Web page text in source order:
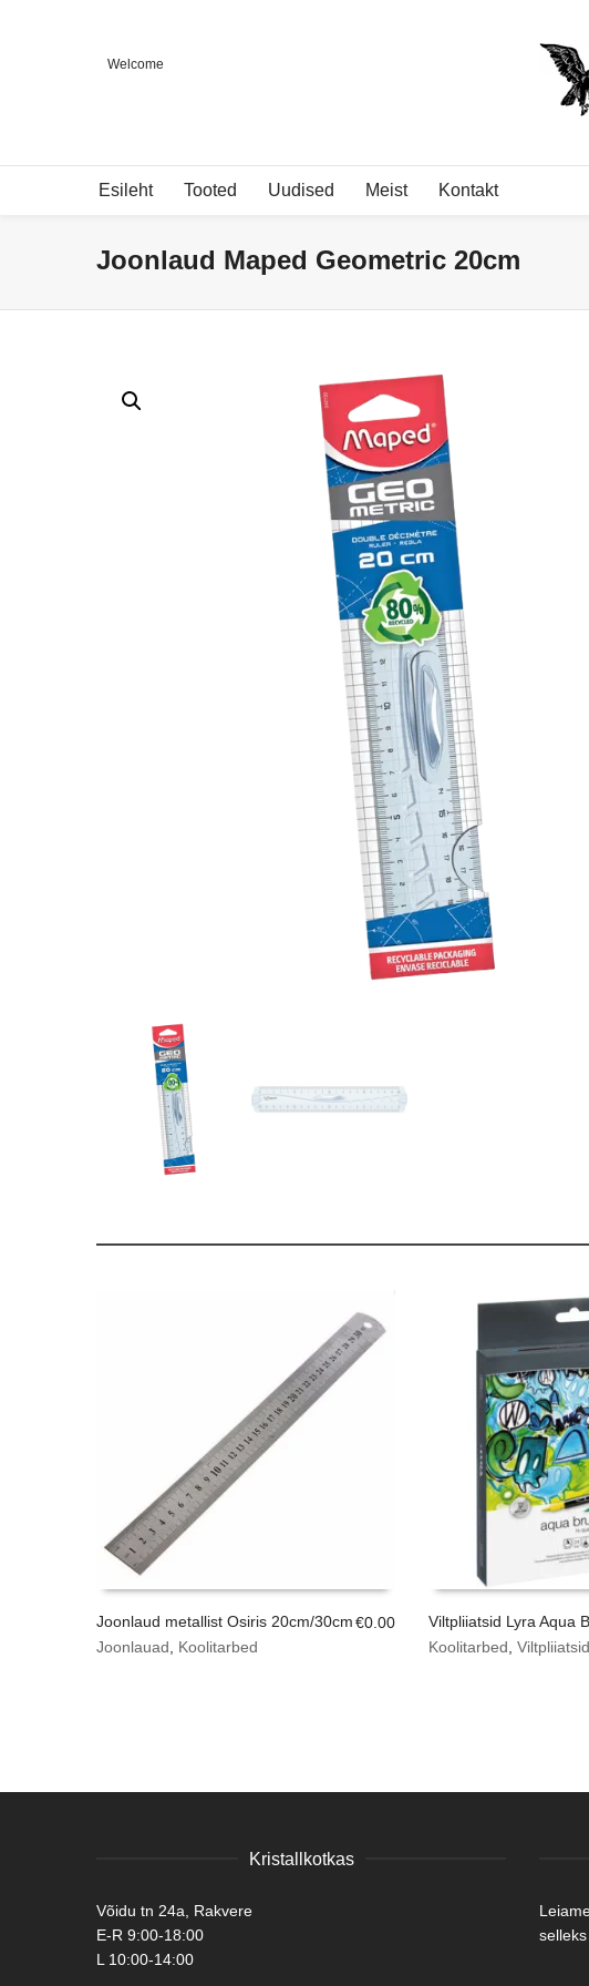
Welcome
Esileht Tooted Uudised Meist Kontakt
Joonlaud Maped Geometric 20cm
Joonlaud metallist Osiris 20cm/30cm
Joonlauad
Koolitarbed
€0.00
Viltpliiatsid Lyra Aqua
Koolitarbed Viltpliiatsid
Kristallkotkas
Võidu tn 24a, Rakvere
E-R 9:00-18:00
L 10:00-14:00